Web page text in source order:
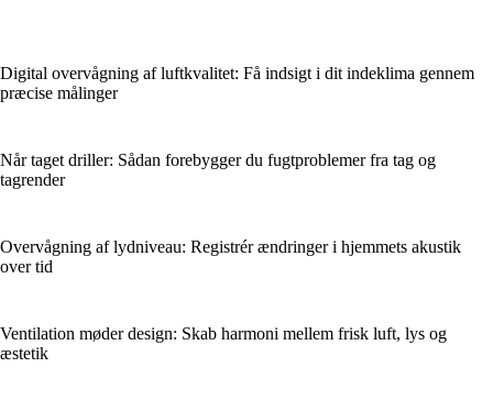
Digital overvågning af luftkvalitet: Få indsigt i dit indeklima gennem
præcise målinger
Når taget driller: Sådan forebygger du fugtproblemer fra tag og
tagrender
Overvågning af lydniveau: Registrér ændringer i hjemmets akustik
over tid
Ventilation møder design: Skab harmoni mellem frisk luft, lys og
æstetik